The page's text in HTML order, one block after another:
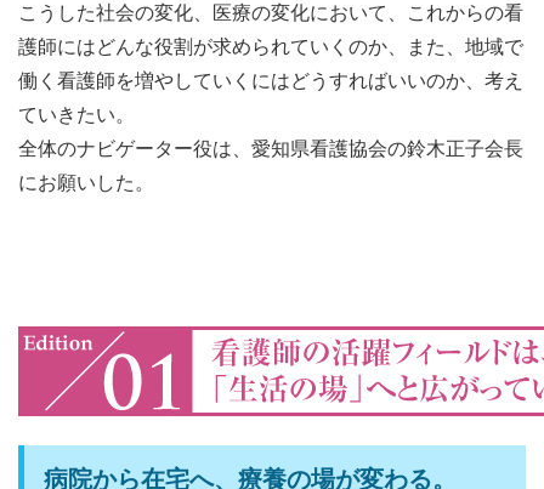
こうした社会の変化、医療の変化において、これからの看
護師にはどんな役割が求められていくのか、また、地域で
働く看護師を増やしていくにはどうすればいいのか、考え
ていきたい。
全体のナビゲーター役は、愛知県看護協会の鈴木正子会長
にお願いした。
病院から在宅へ、療養の場が変わる。